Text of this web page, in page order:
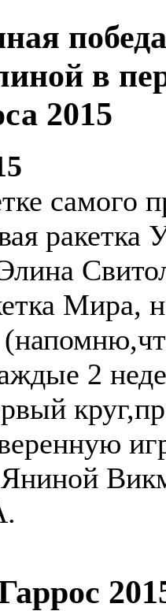
в
2015
самого
ракетка
Мира,
2